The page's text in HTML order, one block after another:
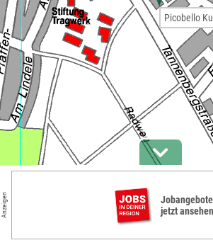
Picobello
Anzeigen
Jobangebote
jetzt ansehen